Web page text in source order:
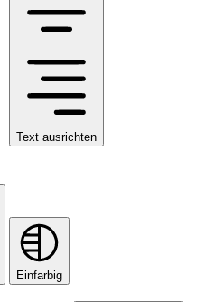
Text ausrichten
Einfarbig